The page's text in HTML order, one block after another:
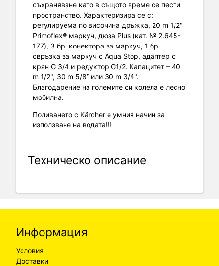
съхраняване като в същото време се пести
пространство. Характеризира се с:
регулируема по височина дръжка, 20 m 1/2"
Primoflex® маркуч, дюза Plus (кат. № 2.645-
177), 3 бр. конектора за маркуч, 1 бр.
свръзка за маркуч с Aqua Stop, адаптер с
кран G 3/4 и редуктор G1/2. Капацитет – 40
m 1/2", 30 m 5/8” или 30 m 3/4".
Благодарение на големите си колела е лесно
мобилна.
Поливането с Kärcher е умния начин за
използване на водата!!!
Техническо описание
Информация
Условия
Доставки